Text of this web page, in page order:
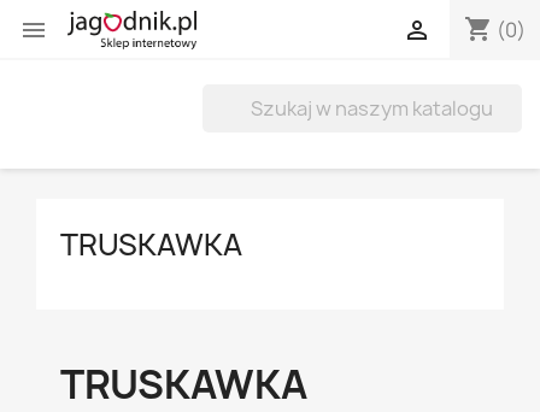
 shopping_cart (0)

TRUSKAWKA
TRUSKAWKA